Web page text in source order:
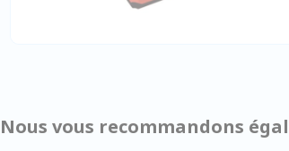
Nous vous recommandons